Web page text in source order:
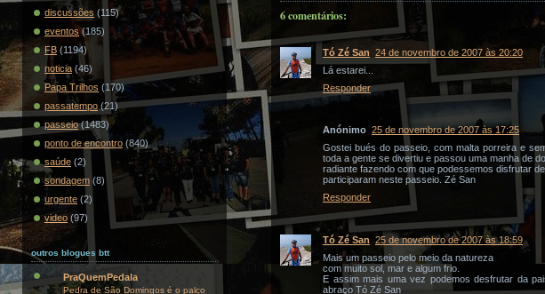
discussões (115)
eventos (185)
FB (1194)
noticia (46)
Papa Trilhos (170)
passatempo (21)
passeio (1483)
ponto de encontro (840)
saúde (2)
sondagem (8)
urgente (2)
video (97)
outros blogues btt
PraQuemPedala
Pedra de São Domingos é o palco
6 comentários:
Tó Zé San 24 de novembro de 2007 às 20:20
Lá estarei...
Responder
Anónimo 25 de novembro de 2007 às 17:25
Gostei bués do passeio, com malta porreira e
toda a gente se divertiu e passou uma manha de
radiante fazendo com que podessemos disfrutar
participaram neste passeio. Zé San
Responder
Tó Zé San 25 de novembro de 2007 às 18:59
Mais um passeio pelo meio da natureza
com muito sol, mar e algum frio.
E assim mais uma vez podemos desfrutar da
abraço Tó Zé San